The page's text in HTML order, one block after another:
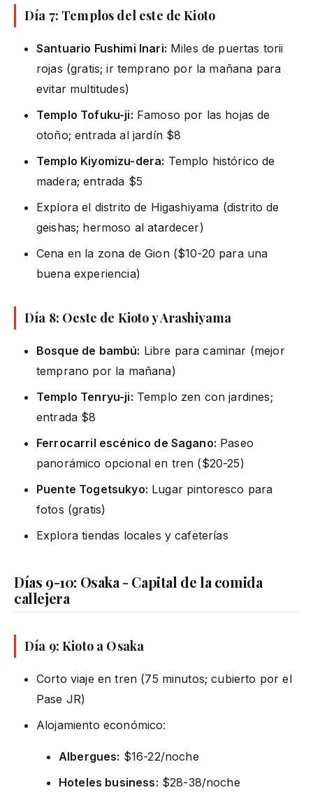
Día 7: Templos del este de Kioto
Santuario Fushimi Inari: Miles de puertas torii
rojas (gratis; ir temprano por la mañana para
evitar multitudes)
Templo Tofuku-ji: Famoso por las hojas de
otoño; entrada al jardín $8
Templo Kiyomizu-dera: Templo histórico de
madera; entrada $5
Explora el distrito de Higashiyama (distrito de
geishas; hermoso al atardecer)
Cena en la zona de Gion ($10-20 para una
buena experiencia)
Día 8: Oeste de Kioto y Arashiyama
Bosque de bambú: Libre para caminar (mejor
temprano por la mañana)
Templo Tenryu-ji: Templo zen con jardines;
entrada $8
Ferrocarril escénico de Sagano: Paseo
panorámico opcional en tren ($20-25)
Puente Togetsukyo: Lugar pintoresco para
fotos (gratis)
Explora tiendas locales y cafeterías
Días 9-10: Osaka - Capital de la comida
callejera
Día 9: Kioto a Osaka
Corto viaje en tren (75 minutos; cubierto por el
Pase JR)
Alojamiento económico:
Albergues: $16-22/noche
Hoteles business: $28-38/noche